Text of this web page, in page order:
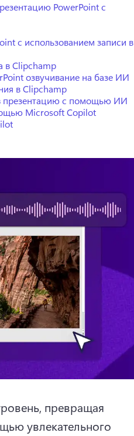
PowerPoint с
с использованием записи в
в Clipchamp
озвучивание на базе ИИ
в Clipchamp
презентацию с помощью ИИ
Microsoft Copilot
превращая
увлекательного